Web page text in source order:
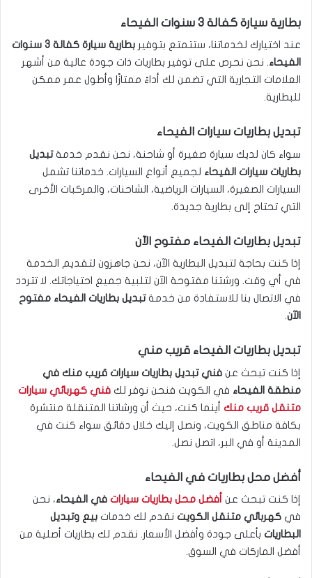
بطارية سيارة كفالة 3 سنوات الفيحاء
عند اختيارك لخدماتنا، ستتمتع بتوفير
بطارية سيارة كفالة 3 سنوات
الفيحاء. نحن نحرص على توفير بطاريات ذات جودة عالية من أشهر
العلامات التجارية التي تضمن لك أداءً ممتازًا وأطول عمر ممكن
للبطارية.
تبديل بطاريات سيارات الفيحاء
سواء كان لديك سيارة صغيرة أو شاحنة، نحن نقدم خدمةتبديل
بطاريات سيارات الفيحاء لجميع أنواع السيارات. خدماتنا تشمل
السيارات الصغيرة، السيارات الرياضية، الشاحنات، والمركبات الأخرى
التي تحتاج إلى بطارية جديدة.
تبديل بطاريات الفيحاء مفتوح الآن
إذا كنت بحاجة لتبديل البطارية الآن، نحن جاهزون لتقديم الخدمة
في أي وقت. ورشتنا مفتوحة الآن لتلبية جميع احتياجاتك. لا تتردد
في الاتصال بنا للاستفادة من خدمةتبديل بطاريات الفيحاء مفتوح
الآن.
تبديل بطاريات الفيحاء قريب مني
إذا كنت تبحث عن فني تبديل بطاريات سيارات قريب منك في
منطقة الفيحاء في الكويت فنحن نوفر لك فني كهربائي سيارات
متنقل قريب منك أينما كنت، حيث أن ورشاتنا المتنقلة منتشرة
بكافة مناطق الكويت، ونصل إليك خلال دقائق سواء كنت في
المدينة أو في البر، اتصل نصل.
أفضل محل بطاريات في الفيحاء
إذا كنت تبحث عن أفضل محل بطاريات سيارات في الفيحاء، نحن
في كهربائي متنقل الكويت نقدم لك خدمات بيع وتبديل
البطاريات بأعلى جودة وأفضل الأسعار. نقدم لك بطاريات أصلية من
أفضل الماركات في السوق.